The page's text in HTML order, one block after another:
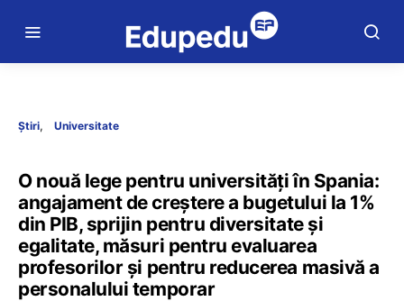
Știri Universitate
O nouă lege pentru universități în Spania:
angajament de creștere a bugetului la 1%
din PIB, sprijin pentru diversitate și
egalitate, măsuri pentru evaluarea
profesorilor și pentru reducerea masivă a
personalului temporar